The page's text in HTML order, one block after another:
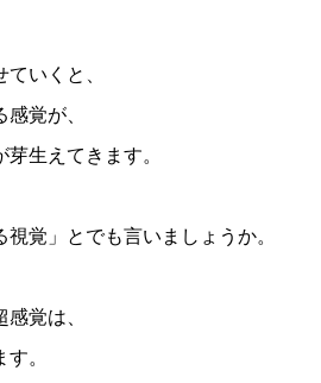
いくと、
覚が、
生えてきます。
視覚」とでも言いましょうか。
覚は、
。